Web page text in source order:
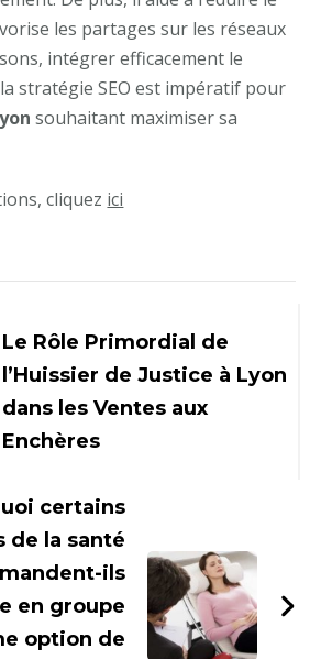
les partages sur les réseaux
intégrer efficacement le
stratégie SEO est impératif pour
souhaitant maximiser sa
cliquez ici
Le Rôle Primordial de
l’Huissier de Justice à Lyon
dans les Ventes aux
Enchères
certains
de la santé
ils
en groupe
option de